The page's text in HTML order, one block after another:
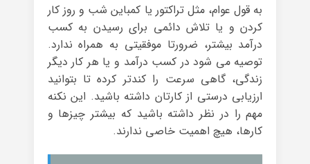
به قول عوام، مثل تراکتور یا کمباین شب و روز کار
کردن و یا تلاش دائمی برای رسیدن به کسب
درآمد بیشتر، ضرورتا موفقیتی به همراه ندارد.
توصیه می شود در کسب درآمد و یا هر کار دیگر
زندگی، گاهی سرعت را کندتر کرده تا بتوانید
ارزیابی درستی از کارتان داشته باشید. این نکنه
مهم را در نظر داشته باشید که بیشتر چیزها و
کارها، هیچ اهمیت خاصی ندارند.